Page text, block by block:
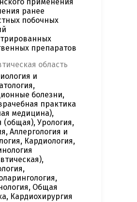
применения
ранее
побочных
препаратов
область
и
болезни,
практика
медицина),
(общая), Урология,
Аллергология и
Кардиология,
Общая
Кардиохирургия